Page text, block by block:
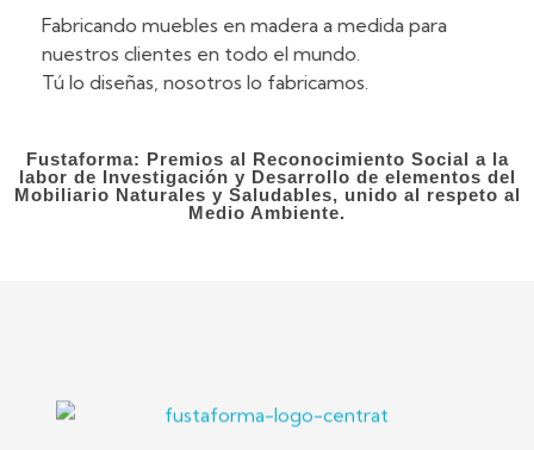
Fabricando muebles en madera a medida para
nuestros clientes en todo el mundo.
Tú lo diseñas, nosotros lo fabricamos.
Fustaforma: Premios al Reconocimiento Social a la
labor de Investigación y Desarrollo de elementos del
Mobiliario Naturales y Saludables, unido al respeto al
Medio Ambiente.